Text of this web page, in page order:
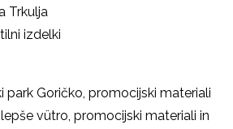
Trkulja
izdelki
park Goričko, promocijski materiali
vütro, promocijski materiali in